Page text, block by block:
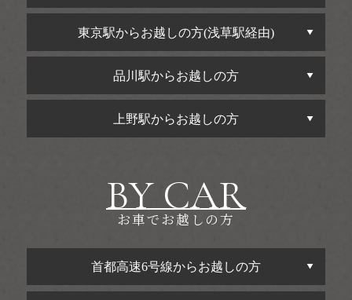
東京駅からお越しの方(浅草駅経由)
品川駅からお越しの方
上野駅からお越しの方
BY CAR
お車でお越しの方
首都高速6号線からお越しの方